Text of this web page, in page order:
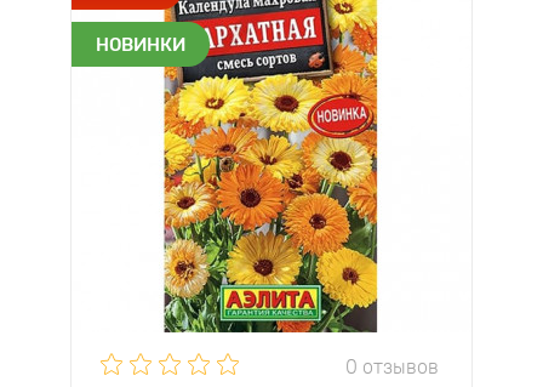
НОВИНКИ
0 отзывов